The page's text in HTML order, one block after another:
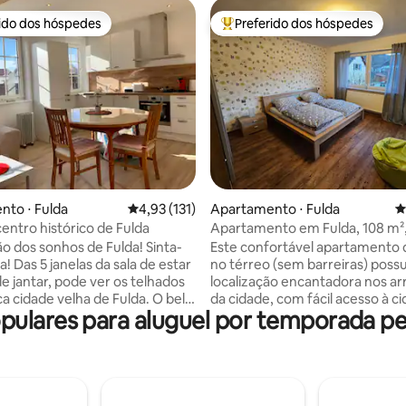
de 5, 248 avaliações
preferidos dos hóspedes
dos hóspedes
⋅ Fulda 4,93 de uma avaliação média de 5, 131
4,93 (131)
histórico de Fulda
dos sonhos de Fulda! Sinta-
Das 5 janelas da sala de estar
jantar, pode ver os telhados
cidade velha de Fulda. O belo
apartamento de 2
localizado no 2º andar de
Entre os melhores preferidos
Preferido dos hóspedes
Apartamento ⋅ Fulda
Apartamento em Fulda, 108
pura, tranquilo,
Este confortável apartamento
no térreo (sem barreiras)
localização encantadora nos
da cidade, com fácil acesso à
barroca de Fulda e à região
Rhön. Além de dois quartos e
polegadas, área de jantar em
para aluguel por temporada